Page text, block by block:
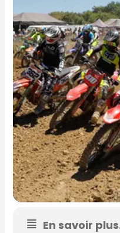
En savoir